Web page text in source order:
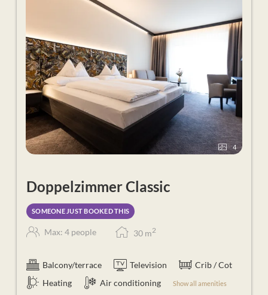
hoteleigener Liegebereich
Bademantel, Badetuch und Badetasche für den
Aufenthalt
Frühstücksbuffetmit Produkten aus der Region
Mittagssnackmit Suppe & Salat
5-Gänge-Wahlmenü
am Abend
Benützung derhoteleigenen Saunawelt
Sport-Aktiv-Programm & Fitness-Studio in der
Therme
WLAN und Sky-TV in allen Zimmern
4
Doppelzimmer Classic
SOMEONE JUST BOOKED THIS
Max: 4 people 30 m2
Balcony/terrace Television
Crib / Cot
Heating
Air conditioning Show all amenities